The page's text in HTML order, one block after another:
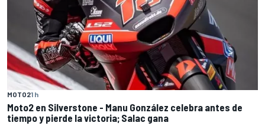
MOTO21 h
Moto2 en Silverstone - Manu González celebra antes de
tiempo y pierde la victoria; Salac gana